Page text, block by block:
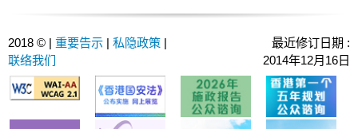
2018 © | 重要告示 | 私隐政策 |
联络我们
最近修订日期 :
2014年12月16日